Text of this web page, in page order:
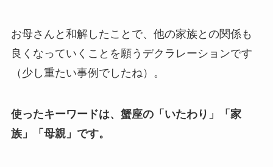
お母さんと和解したことで、他の家族との関係も
良くなっていくことを願うデクラレーションです
（少し重たい事例でしたね）。
使ったキーワードは、蟹座の「いたわり」「家
族」「母親」です。